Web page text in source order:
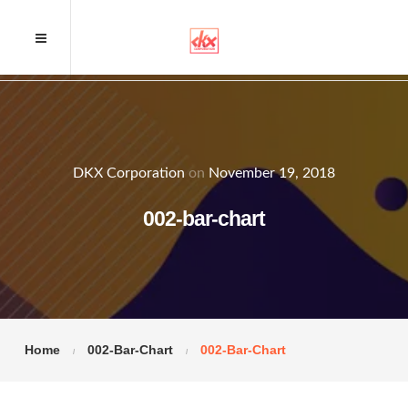
DKX Corporation on November 19, 2018
002-bar-chart
Home 002-Bar-Chart 002-Bar-Chart